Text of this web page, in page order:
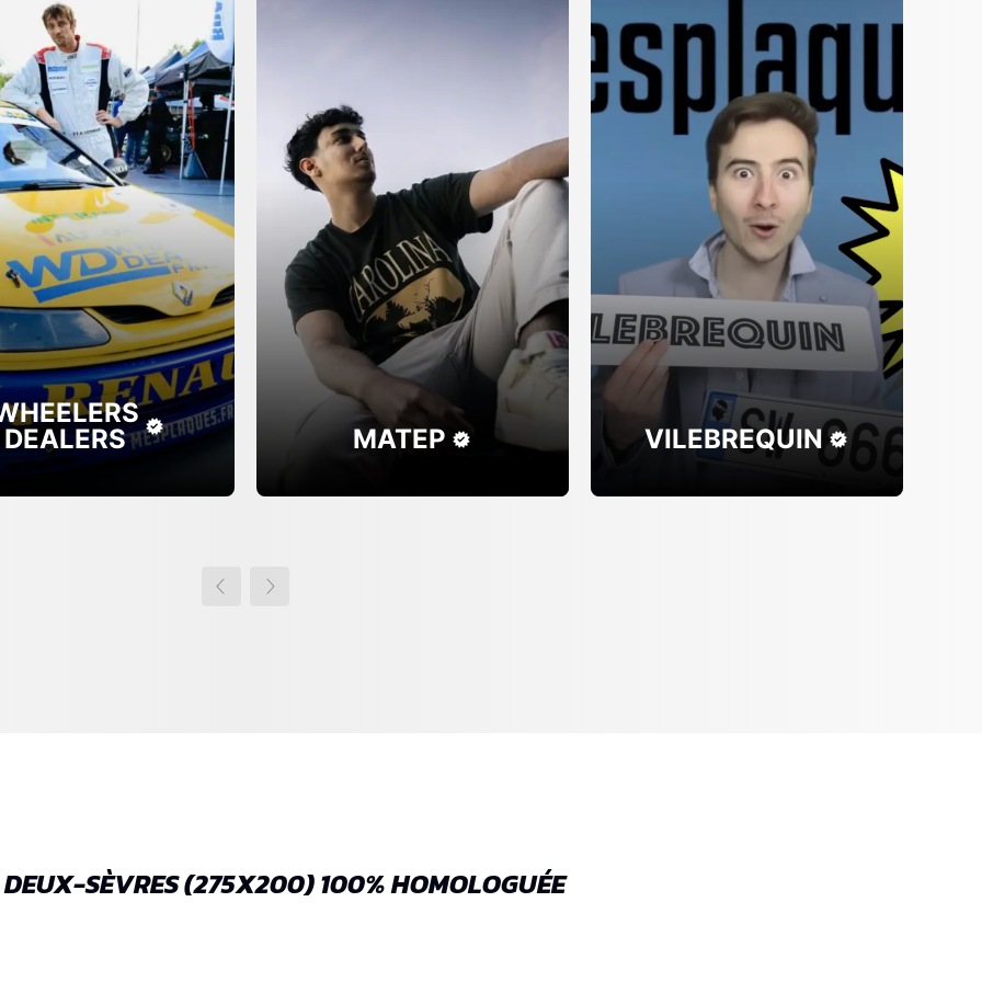
DEALERS
MATEP VILEBREQUIN
SÈVRES (275X200) 100% HOMOLOGUÉE